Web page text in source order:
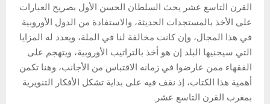
القرن التاسع عشر يحث السلطان الحسن الأول بصريح العبارات
على الأخذ بالمستجدات الحديثة، والاستفادة من الدول الأوروبية
في هذا المجال، وإن كانت مخالفة لنا في الملة، ويعدد له المزايا
التي سيجنيها البلد إن هو أخذ بالتراتيب الأوروبية، ويتهجم على
الفقهاء ممن عارضوا في زمانه الاقتباس من الأجانب، وهنا تكمن
أهمية هذا الكتاب، إذ نقف فيه على بداية تشكل الأفكار التنويرية
بمغرب القرن التاسع عشر.